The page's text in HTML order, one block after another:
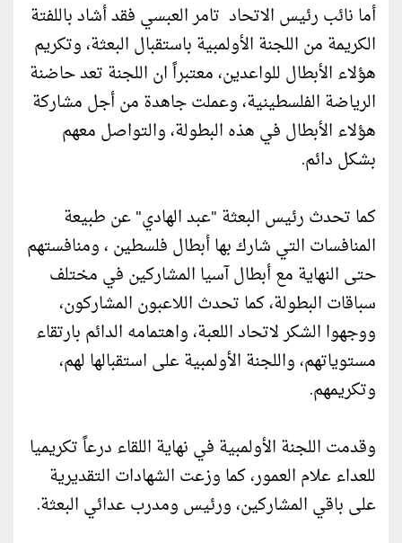
أما نائب رئيس الاتحاد تامر العبسي فقد أشاد باللفتة
الكريمة من اللجنة الأولمبية باستقبال البعثة، وتكريم
هؤلاء الأبطال للواعدين، معتبراً ان اللجنة تعد حاضنة
الرياضة الفلسطينية، وعملت جاهدة من أجل مشاركة
هؤلاء الأبطال في هذه البطولة، والتواصل معهم
بشكل دائم.
كما تحدث رئيس البعثة "عبد الهادي" عن طبيعة
المنافسات التي شارك بها أبطال فلسطين ، ومنافستهم
حتى النهاية مع أبطال آسيا المشاركين في مختلف
سباقات البطولة، كما تحدث اللاعبون المشاركون،
ووجهوا الشكر لاتحاد اللعبة، واهتمامه الدائم بارتقاء
مستوياتهم، واللجنة الأولمبية على استقبالها لهم،
وتكريمهم.
وقدمت اللجنة الأولمبية في نهاية اللقاء درعاً تكريميا
للعداء علام العمور، كما وزعت الشهادات التقديرية
على باقي المشاركين، ورئيس ومدرب عدائي البعثة.